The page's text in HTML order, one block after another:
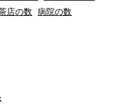
店の数
病院の数